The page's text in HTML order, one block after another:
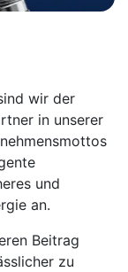
wir der
in unserer
und
an.
Beitrag
zu